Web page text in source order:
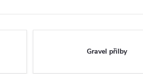
Gravel přilby